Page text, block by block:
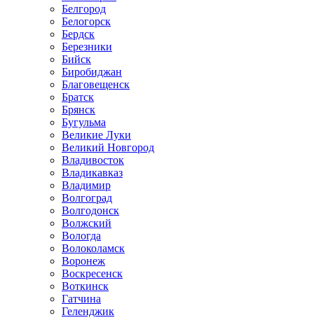
Белгород
Белогорск
Бердск
Березники
Бийск
Биробиджан
Благовещенск
Братск
Брянск
Бугульма
Великие Луки
Великий Новгород
Владивосток
Владикавказ
Владимир
Волгоград
Волгодонск
Волжский
Вологда
Волоколамск
Воронеж
Воскресенск
Воткинск
Гатчина
Геленджик